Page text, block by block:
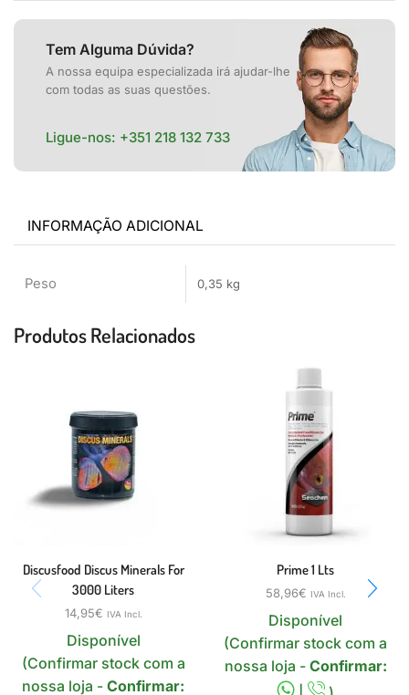
Tem Alguma Dúvida?
A nossa equipa especializada irá ajudar-lhe
com todas as suas questões.
Ligue-nos: +351 218 132 733
INFORMAÇÃO ADICIONAL
Peso 0,35 kg
Produtos Relacionados
Discusfood Discus Minerals For
3000 Liters
14,95€ IVA Incl.
Disponível
(Confirmar stock com a
nossa loja -Confirmar:
Prime 1 Lts
58,96€ IVA Incl.
Disponível
(Confirmar stock com a
nossa loja - Confirmar: